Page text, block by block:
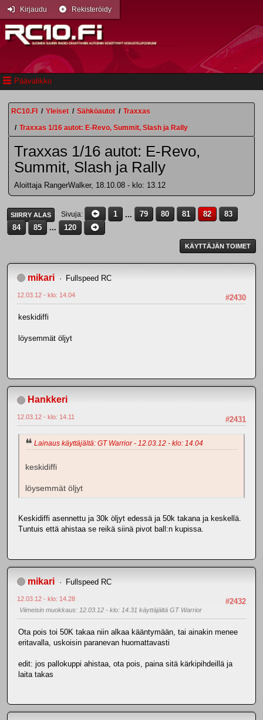
Päävalikko
Kirjaudu Rekisteröidy
RC10.FI / Yleiset / Sähköautot / Traxxas
/ Traxxas 1/16 autot: E-Revo, Summit, Slash ja Rally
Traxxas 1/16 autot: E-Revo,
Summit, Slash ja Rally
Aloittaja RangerWalker, 18.10.08 - klo: 13.12
SIIRRY ALAS Sivuja 1 ... 79 80 81 82
83
84
85 ... 120
KÄYTTÄJÄN TOIMET
mikari Fullspeed RC
#2430
12.03.12 - klo: 14.04
keskidiffi
löysemmät öljyt
Hankkeri
#2431
12.03.12 - klo: 14.11
Lainaus käyttäjältä: GT Warrior - 12.03.12 - klo: 14.04
keskidiffi
löysemmät öljyt
Keskidiffi asennettu ja 30k öljyt edessä ja 50k takana ja keskellä.
Tuntuis että ahistaa se reikä siinä pivot ball:n kupissa.
mikari Fullspeed RC
#2432
12.03.12 - klo: 14.28
Viimeisin muokkaus: 12.03.12 - klo: 14.31 käyttäjältä GT Warrior
Ota pois toi 50K takaa niin alkaa kääntymään, tai ainakin menee
eritavalla, uskoisin paranevan huomattavasti
edit: jos pallokuppi ahistaa, ota pois, paina sitä kärkipihdeillä ja
laita takas